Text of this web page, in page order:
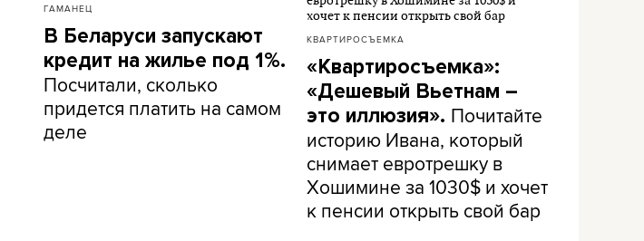
ГАМАНЕЦ
В Беларуси запускают
кредит на жилье под 1%.
Посчитали, сколько
придется платить на самом
деле
КВАРТИРОСЪЕМКА
«Квартиросъемка»:
«Дешевый Вьетнам –
это иллюзия». Почитайте
историю Ивана, который
снимает евротрешку в
Хошимине за 1030$ и хочет
к пенсии открыть свой бар